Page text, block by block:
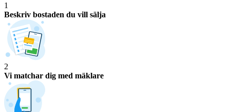
1
Beskriv bostaden du vill sälja
2
Vi matchar dig med mäklare